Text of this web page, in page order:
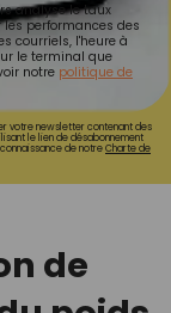
analyse le taux
performances des
courriels, l'heure à
le terminal que
notre politique de
votre newsletter contenant des
le lien de désabonnement
de notreCharte de
de